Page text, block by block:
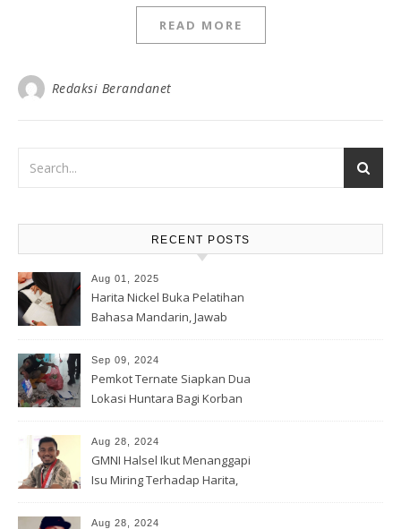
READ MORE
Redaksi Berandanet
RECENT POSTS
Aug 01, 2025
Harita Nickel Buka Pelatihan
Bahasa Mandarin, Jawab
Sep 09, 2024
Pemkot Ternate Siapkan Dua
Lokasi Huntara Bagi Korban
Aug 28, 2024
GMNI Halsel Ikut Menanggapi
Isu Miring Terhadap Harita,
Lahan Warga
Aug 28, 2024